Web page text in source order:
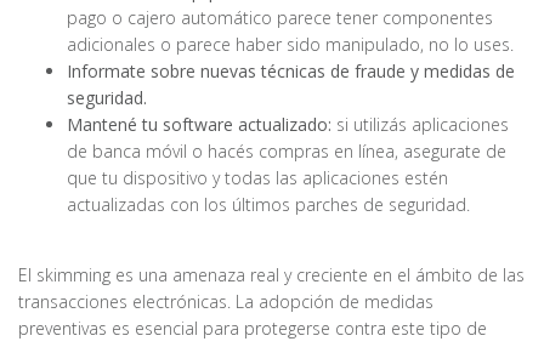
pago o cajero automático parece tener componentes
adicionales o parece haber sido manipulado, no lo uses.
Informate sobre nuevas técnicas de fraude y medidas de
seguridad.
Mantené tu software actualizado: si utilizás aplicaciones
de banca móvil o hacés compras en línea, asegurate de
que tu dispositivo y todas las aplicaciones estén
actualizadas con los últimos parches de seguridad.
El skimming es una amenaza real y creciente en el ámbito de las
transacciones electrónicas. La adopción de medidas
preventivas es esencial para protegerse contra este tipo de